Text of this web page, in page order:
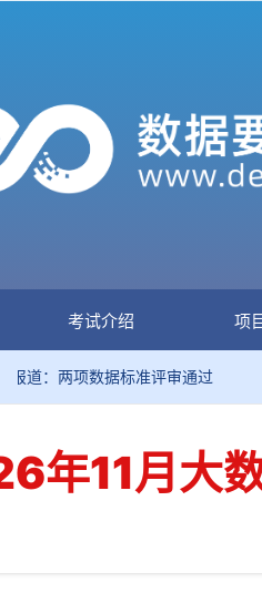
考试介绍 项
项数据标准评审通过
年11月大